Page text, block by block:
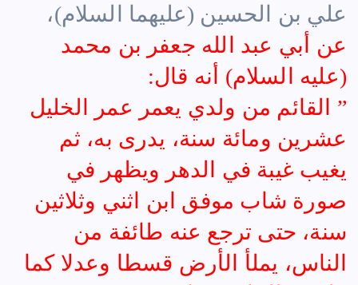
علي بن الحسين (عليهما السلام)،
عن
أبي عبد الله جعفر بن محمد
(عليه السلام) أنه قال:
” القائم من ولدي يعمر عمر الخليل
عشرين ومائة سنة، يدرى به، ثم
يغيب غيبة في الدهر ويظهر في
صورة شاب موفق ابن اثني وثلاثين
سنة، حتى ترجع عنه طائفة من
الناس، يملأ الأرض قسطا وعدلا كما